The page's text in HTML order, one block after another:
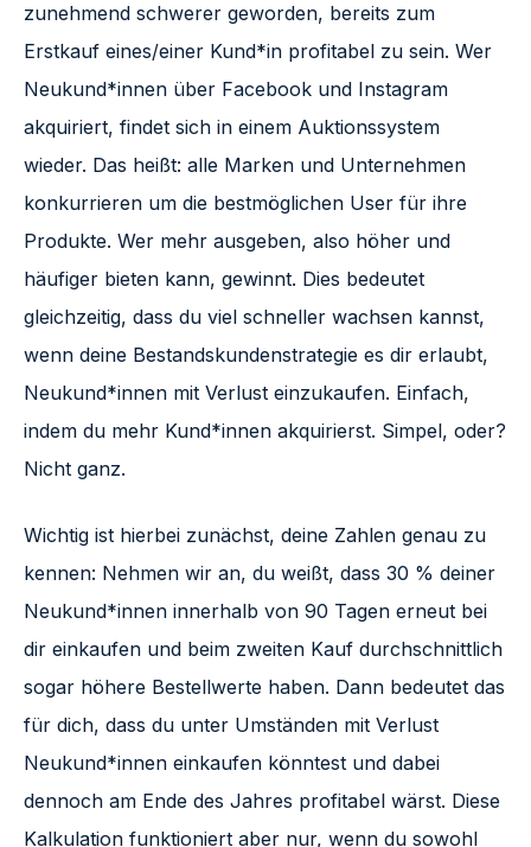
zunehmend schwerer geworden, bereits zum
Erstkauf eines/einer Kund*in profitabel zu sein. Wer
Neukund*innen über Facebook und Instagram
akquiriert, findet sich in einem Auktionssystem
wieder. Das heißt: alle Marken und Unternehmen
konkurrieren um die bestmöglichen User für ihre
Produkte. Wer mehr ausgeben, also höher und
häufiger bieten kann, gewinnt. Dies bedeutet
gleichzeitig, dass du viel schneller wachsen kannst,
wenn deine Bestandskundenstrategie es dir erlaubt,
Neukund*innen mit Verlust einzukaufen. Einfach,
indem du mehr Kund*innen akquirierst. Simpel, oder?
Nicht ganz.
Wichtig ist hierbei zunächst, deine Zahlen genau zu
kennen: Nehmen wir an, du weißt, dass 30 % deiner
Neukund*innen innerhalb von 90 Tagen erneut bei
dir einkaufen und beim zweiten Kauf durchschnittlich
sogar höhere Bestellwerte haben. Dann bedeutet das
für dich, dass du unter Umständen mit Verlust
Neukund*innen einkaufen könntest und dabei
dennoch am Ende des Jahres profitabel wärst. Diese
Kalkulation funktioniert aber nur, wenn du sowohl